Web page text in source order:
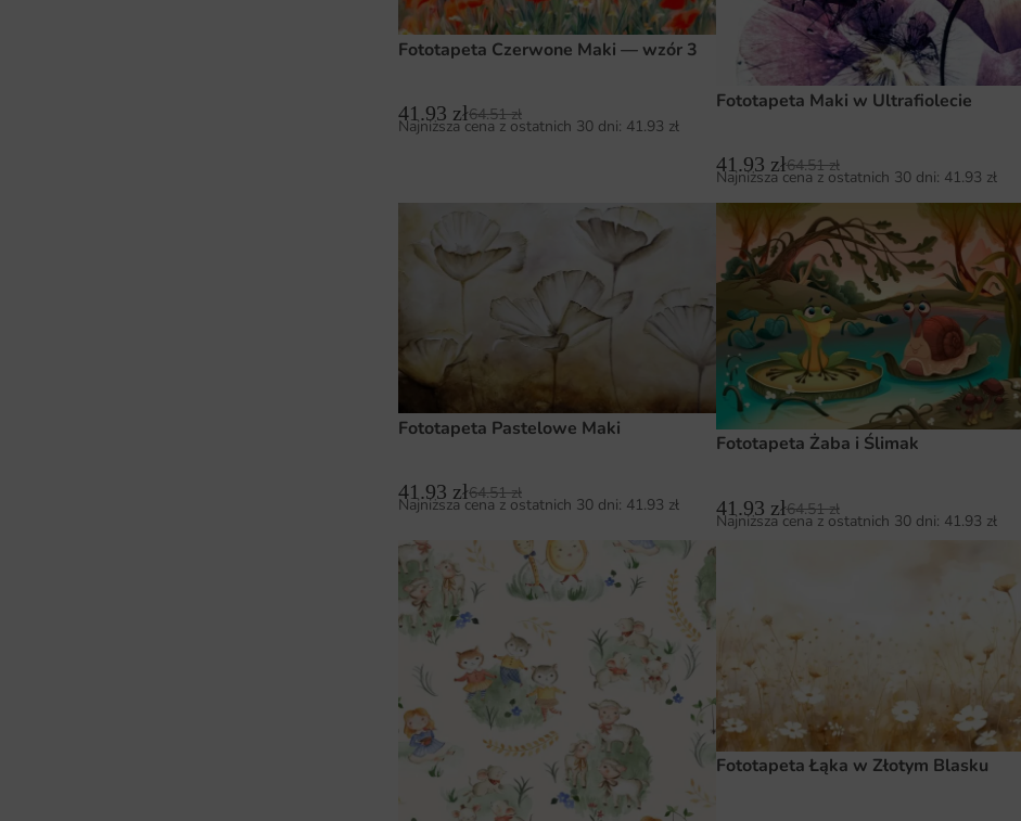
Fototapeta Czerwone Maki — wzór 3
41.93 zł64.51zł
Najniższa cena z ostatnich 30 dni: 41.93 zł
Fototapeta Maki w Ultrafiolecie
41.93 zł64.51zł
Najniższa cena z ostatnich 30 dni: 41.93 zł
Fototapeta Pastelowe Maki
41.93 zł64.51zł
Najniższa cena z ostatnich 30 dni: 41.93 zł
Fototapeta Żaba i Ślimak
41.93 zł64.51zł
Najniższa cena z ostatnich 30 dni: 41.93 zł
Fototapeta Łąka w Złotym Blasku